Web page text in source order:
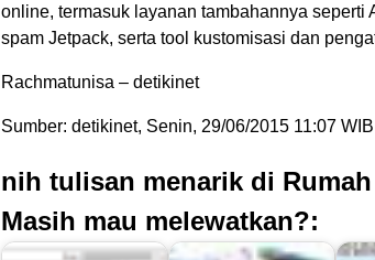
online, termasuk layanan tambahannya seperti
spam Jetpack, serta tool kustomisasi dan
Rachmatunisa – detikinet
Sumber: detikinet, Senin, 29/06/2015 11:07 WIB
nih tulisan menarik di
Masih mau melewatkan?: